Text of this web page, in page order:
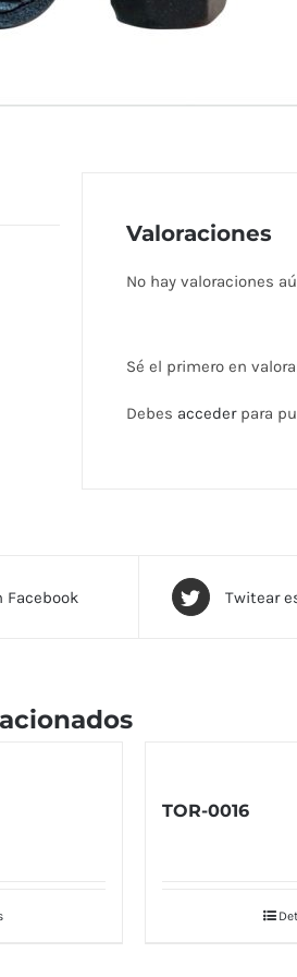
Valoraciones
No hay valoraciones
Sé el primero en
Debes accederpara
Facebook Twitear
TOR-0016